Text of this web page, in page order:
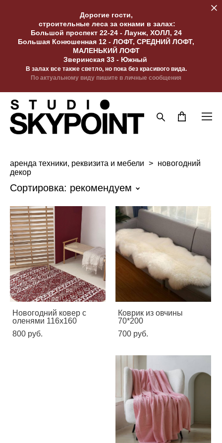
Дорогие гости,
строительные леса за окнами в залах:
Большой проспект 22-24 - Лаунж, ХОЛЛ, 24
Большая Конюшенная 12 - ЛОФТ, СРЕДНИЙ ЛОФТ,
МАЛЕНЬКИЙ ЛОФТ
Зверинская 33 - Южный
В залах все также светло, но пока без красивого вида.
По актуальному виду пишите в личные сообщения
аренда техники, реквизита и мебели > новогодний
декор
Сортировка: рекомендуем
Новогодний ковер с
оленями 116х160
800 pуб.
Коврик из овчины
70*200
700 pуб.